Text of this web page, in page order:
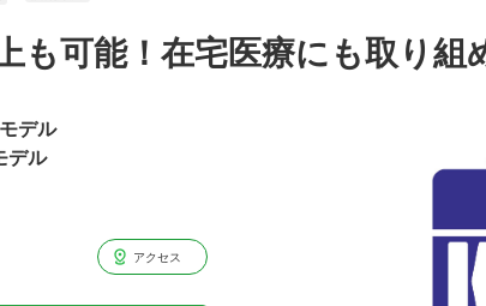
可能！在宅医療にも取り組
デル
デル
アクセス